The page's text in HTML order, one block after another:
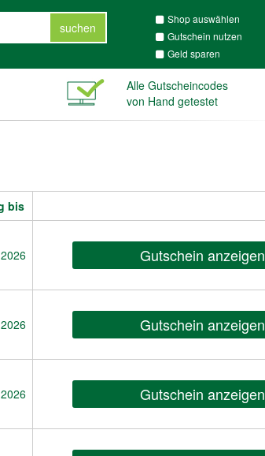
suchen
Shop auswählen
Gutschein nutzen
Geld sparen
Alle Gutscheincodes
von Hand getestet
bis
Gutschein anzeigen
Gutschein anzeigen
Gutschein anzeigen